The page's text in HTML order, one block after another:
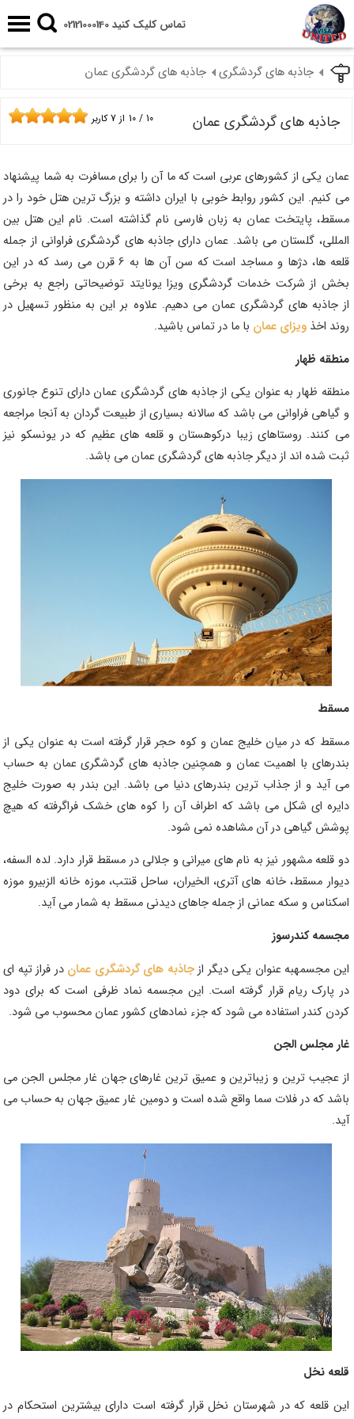
تماس کلیک کنید 02121000140
جاذبه های گردشگری جاذبه های گردشگری عمان
جاذبه های گردشگری عمان 10 / 10 از 7کاربر
عمان یکی از کشورهای عربی است که ما آن را برای مسافرت به شما پیشنهاد
می کنیم. این کشور روابط خوبی با ایران داشته و بزرگ ترین هتل خود را در
مسقط، پایتخت عمان به زبان فارسی نام گذاشته است. نام این هتل بین
المللی، گلستان می باشد. عمان دارای جاذبه های گردشگری فراوانی از جمله
قلعه ها، دژها و مساجد است که سن آن ها به 6 قرن می رسد که در این
بخش از شرکت خدمات گردشگری ویزا یونایتد توضیحاتی راجع به برخی
ازجاذبه های گردشگری عمان می دهیم. علاوه بر این به منظور تسهیل در
روند اخذویزای عمان با ما در تماس باشید.
منطقه ظهار
منطقه ظهار به عنوان یکی از جاذبه های گردشگری عمان دارای تنوع جانوری
و گیاهی فراوانی می باشد که سالانه بسیاری از طبیعت گردان به آنجا مراجعه
می کنند. روستاهای زیبا درکوهستان و قلعه های عظیم که در یونسکو نیز
ثبت شده اند از دیگر جاذبه های گردشگری عمان می باشد.
مسقط
مسقط که در میان خلیج عمان و کوه حجر قرار گرفته است به عنوان یکی از
بندرهای با اهمیت عمان و همچنینجاذبه های گردشگری عمان به حساب
می آید و از جذاب ترین بندرهای دنیا می باشد. این بندر به صورت خلیج
دایره ای شکل می باشد که اطراف آن را کوه های خشک فراگرفته که هیچ
پوشش گیاهی در آن مشاهده نمی شود.
دو قلعه مشهور نیز به نام های میرانی و جلالی در مسقط قرار دارد. لده السفه،
دیوار مسقط، خانه های آتری، الخیران، ساحل قنتب، موزه خانه الزبیرو موزه
اسکناس و سکه عمانی از جمله جاهای دیدنی مسقط به شمار می آید.
مجسمه کندرسوز
این مجسمهبه عنوان یکی دیگر ازجاذبه های گردشگری عمان در فراز تپه ای
در پارک ریام قرار گرفته است. این مجسمه نماد ظرفی است که برای دود
کردن کندر استفاده می شود که جزء نمادهای کشور عمان محسوب می شود.
غار مجلس الجن
از عجیب ترین و زیباترین و عمیق ترین غارهای جهان غار مجلس الجن می
باشد که در فلات سما واقع شده است و دومین غار عمیق جهان به حساب می
آید.
قلعه نخل
این قلعه که در شهرستان نخل قرار گرفته است دارای بیشترین استحکام در